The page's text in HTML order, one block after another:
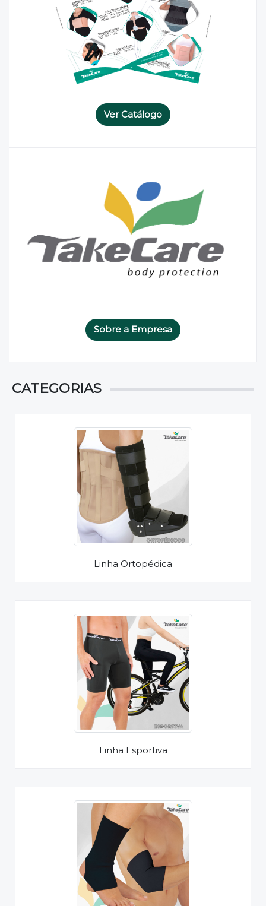
Ver Catálogo
Sobre a Empresa
CATEGORIAS
Linha Ortopédica
Linha Esportiva